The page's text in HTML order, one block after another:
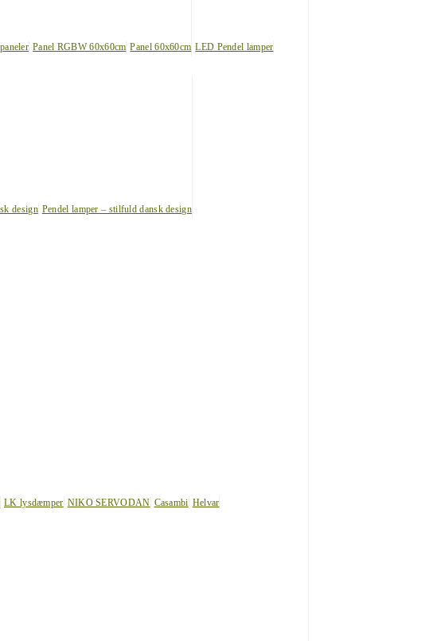
Panel RGBW 60x60cm Panel 60x60cm LED Pendel lamper
design Pendel lamper – stilfuld dansk design
LK lysdæmper NIKO SERVODAN Casambi Helvar